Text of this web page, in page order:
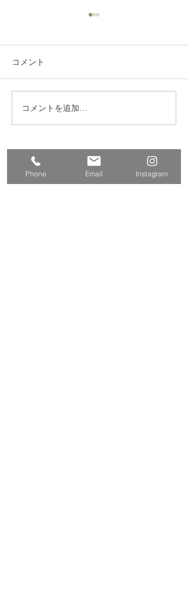
西東京市 下野谷遺跡
モニター取付け工事
コメント
コメントを追加…
​株式会社多摩商工
Tamasyokou Co., Ltd.
Phone Email Instagram